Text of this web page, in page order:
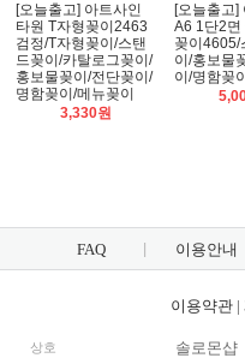
[오늘출고] 아트사인
타원 T자형꽂이2463
검정/T자형꽂이/스탠
드꽂이/카탈로그꽂이/
홍보물꽂이/전단꽂이/
명함꽂이/메뉴꽂이
3,330원
[오늘출고]
A6 1단2면
꽂이4605/
이/홍보물
이/명함꽂
FAQ 이용안내
이용약관|
상호 솔로몬샵